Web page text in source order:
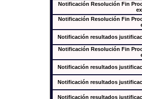
Notificación Resolución Fin
Notificación Resolución Fin
Notificación resultados
Notificación Resolución Fin
Notificación resultados
Notificación resultados
Notificación resultados